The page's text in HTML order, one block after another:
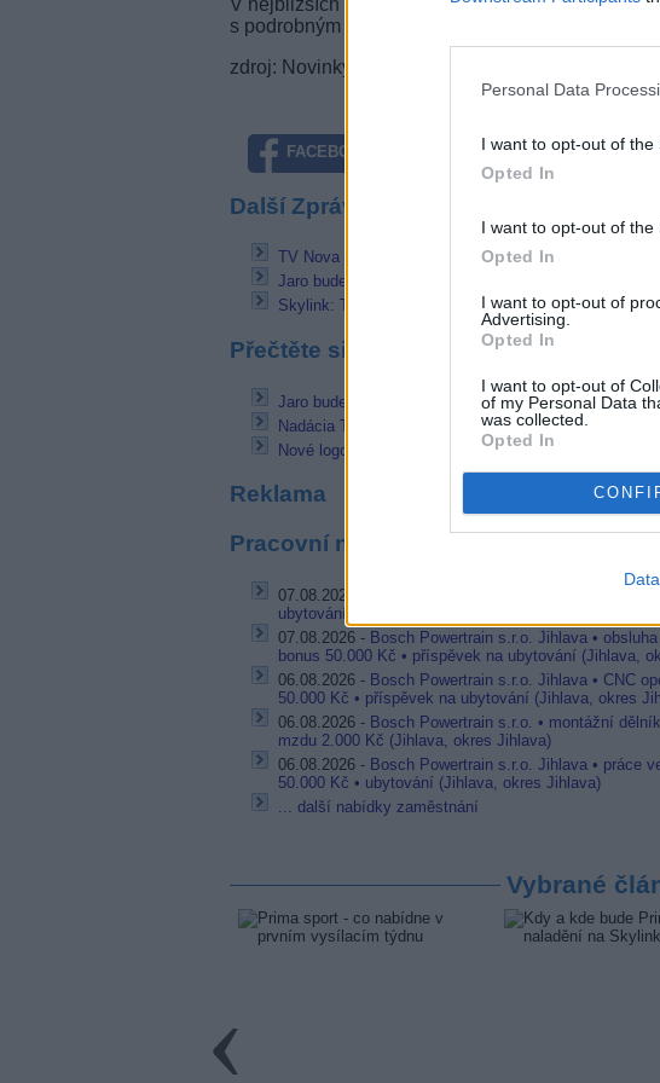
Personal Data
I want to opt-out of the
Opted In
I want to opt-out of the
Opted In
I want to opt-out of
Advertising.
Opted In
I want to opt-out of
of my Personal Data
was collected.
Opted In
V nejbližších dnech obdrží všechny české
s podrobným programem TV Prima.
zdroj: Novinky.cz
FACEBOOK TWITTER
Další Zprávičky
TV Nova připravuje svůj další kanál
Jaro bude na kanálech Nova Group nabito
Skylink: TV8 zůstává, rozšíření nabídky později
Přečtěte si také
Jaro bude na kanálech Nova Group nabito
Nadácia TV JOJ mení logo
Nové logo kanálů Eurosport
Reklama
Pracovní nabídky
07.08.2026 -
Bosch Powertrain s.r.o. Jihlava •
ubytování (Jihlava, okres Jihlava)
07.08.2026 - Bosch Powertrain s.r.o. Jihlava •
bonus 50.000 Kč • příspěvek na ubytování (Jihlava,
06.08.2026 - Bosch Powertrain s.r.o. Jihlava • CNC
50.000 Kč • příspěvek na ubytování (Jihlava, okres
06.08.2026 - Bosch Powertrain s.r.o. • montážní
mzdu 2.000 Kč (Jihlava, okres Jihlava)
06.08.2026 - Bosch Powertrain s.r.o. Jihlava • práce
50.000 Kč • ubytování (Jihlava, okres Jihlava)
... další nabídky zaměstnání
Vybrané